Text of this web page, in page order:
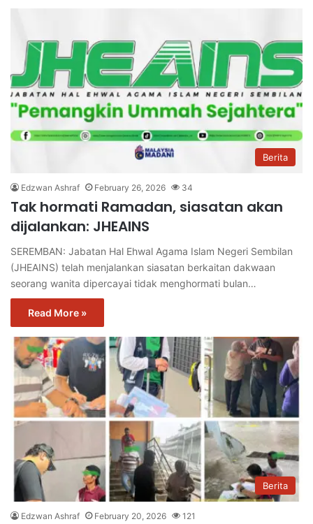
Berita
Edzwan Ashraf February 26, 2026 34
Tak hormati Ramadan, siasatan akan
dijalankan: JHEAINS
SEREMBAN: Jabatan Hal Ehwal Agama Islam Negeri Sembilan
(JHEAINS) telah menjalankan siasatan berkaitan dakwaan
seorang wanita dipercayai tidak menghormati bulan…
Read More »
Berita
Edzwan Ashraf February 20, 2026 121